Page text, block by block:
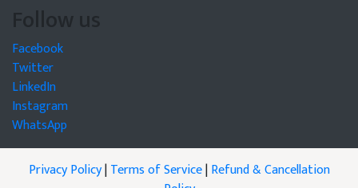
Follow us
Facebook
Twitter
LinkedIn
Instagram
WhatsApp
Privacy Policy|Terms of Service|Refund & Cancellation